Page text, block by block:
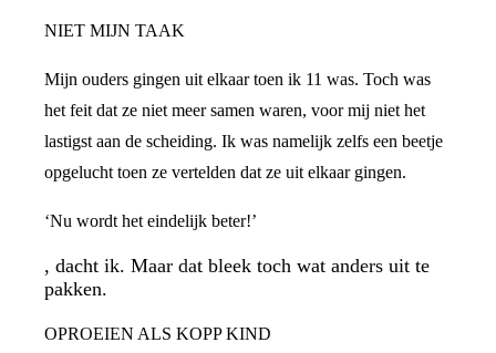
NIET MIJN TAAK
Mijn ouders gingen uit elkaar toen ik 11 was. Toch was
het feit dat ze niet meer samen waren, voor mij niet het
lastigst aan de scheiding. Ik was namelijk zelfs een beetje
opgelucht toen ze vertelden dat ze uit elkaar gingen.
‘Nu wordt het eindelijk beter!’
, dacht ik. Maar dat bleek toch wat anders uit te
pakken.
OPROEIEN ALS KOPP KIND